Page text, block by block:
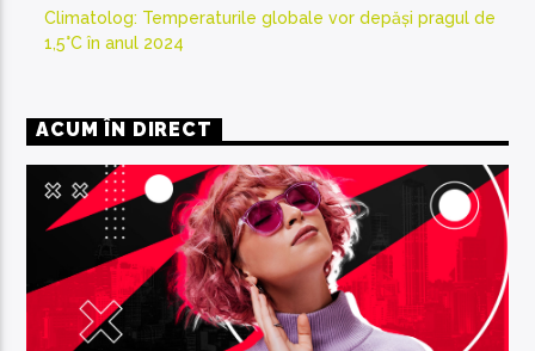
Climatolog: Temperaturile globale vor depăși pragul de
1,5°C în anul 2024
ACUM ÎN DIRECT